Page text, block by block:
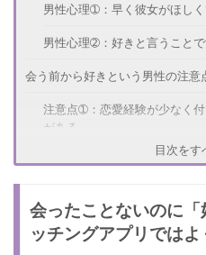
男性心理➀：早く彼女がほし
男性心理➁：好きと言うこと
会う前から好きという男性の注意
注意点➀：恋愛経験が少なく
がある
注意点➁：会ったその日にホ
考えるべきこと➀：本当に相手
目次をす
会ったことないのに
ッチングアプリではよ